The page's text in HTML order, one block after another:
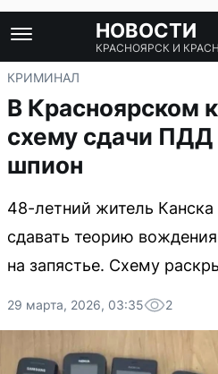
НОВОСТИ
КРАСНОЯРСК И
КРИМИНАЛ
В Красноярском
схему сдачи ПДД
шпион
48-летний житель Канска
сдавать теорию
на запястье. Схему
29 марта, 2026, 03:35 2